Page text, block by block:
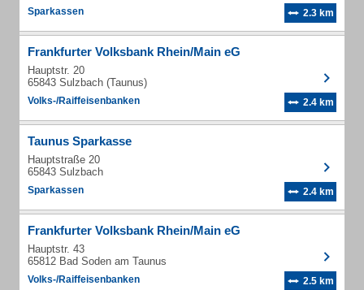
Sparkassen 2.3 km
Frankfurter Volksbank Rhein/Main eG
Hauptstr. 20
65843 Sulzbach (Taunus)
Volks-/Raiffeisenbanken 2.4 km
Taunus Sparkasse
Hauptstraße 20
65843 Sulzbach
Sparkassen 2.4 km
Frankfurter Volksbank Rhein/Main eG
Hauptstr. 43
65812 Bad Soden am Taunus
Volks-/Raiffeisenbanken 2.5 km